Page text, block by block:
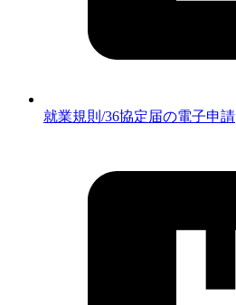
就業規則/36協定届の電子申請